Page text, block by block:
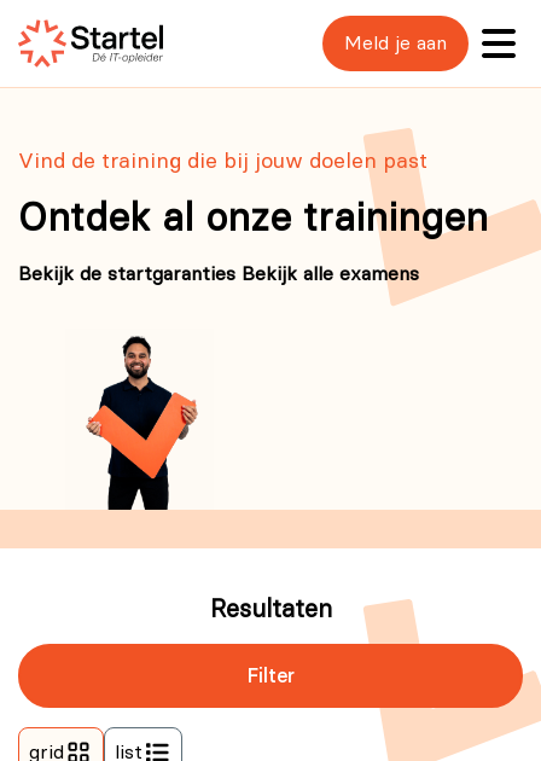
Meld je aan
Vind de training die bij jouw doelen past
Ontdek al onze trainingen
Bekijk de startgaranties Bekijk alle examens
Resultaten
Filter
grid list